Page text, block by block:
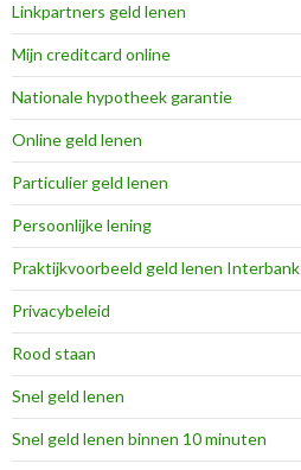
Linkpartners geld lenen
Mijn creditcard online
Nationale hypotheek garantie
Online geld lenen
Particulier geld lenen
Persoonlijke lening
Praktijkvoorbeeld geld lenen Interbank
Privacybeleid
Rood staan
Snel geld lenen
Snel geld lenen binnen 10 minuten